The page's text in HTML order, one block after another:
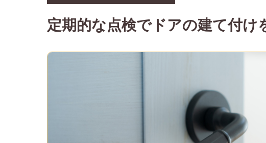
定期的な点検でドアの建て付